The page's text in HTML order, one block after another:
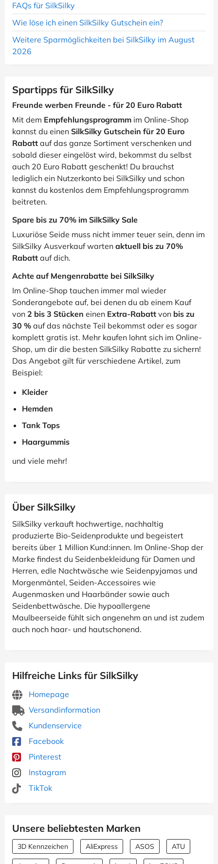
FAQs für SilkSilky
Wie löse ich einen SilkSilky Gutschein ein?
Weitere Sparmöglichkeiten bei SilkSilky im August
2026
Spartipps für SilkSilky
Freunde werben Freunde - für 20 Euro Rabatt
Mit dem Empfehlungsprogramm im Online-Shop
kannst du einen SilkSilky Gutschein für 20 Euro
Rabatt auf das ganze Sortiment verschenken und
sobald dieser eingelöst wird, bekommst du selbst
auch 20 Euro Rabatt geschenkt! Du brauchst
lediglich ein Nutzerkonto bei SilkSilky und schon
kannst du kostenlos dem Empfehlungsprogramm
beitreten.
Spare bis zu 70% im SilkSilky Sale
Luxuriöse Seide muss nicht immer teuer sein, denn im
SilkSilky Ausverkauf warten aktuell bis zu 70%
Rabatt auf dich.
Achte auf Mengenrabatte bei SilkSilky
Im Online-Shop tauchen immer mal wieder
Sonderangebote auf, bei denen du ab einem Kauf
von 2 bis 3 Stücken einen Extra-Rabatt von bis zu
30 % auf das nächste Teil bekommst oder es sogar
komplett gratis ist. Mehr kaufen lohnt sich im Online-
Shop, um dir die besten SilkSilky Rabatte zu sichern!
Das Angebot gilt für verschiedene Artikel, zum
Beispiel:
Kleider
Hemden
Tank Tops
Haargummis
und viele mehr!
Über SilkSilky
SilkSilky verkauft hochwertige, nachhaltig
produzierte Bio-Seidenprodukte und begeistert
bereits über 1 Million Kund:innen. Im Online-Shop der
Marke findest du Seidenbekleidung für Damen und
Herren, edle Nachtwäsche wie Seidenpyjamas und
Morgenmäntel, Seiden-Accessoires wie
Augenmasken und Haarbänder sowie auch
Seidenbettwäsche. Die hypoallergene
Maulbeerseide fühlt sich angenehm an und ist zudem
auch noch haar- und hautschonend.
Hilfreiche Links für SilkSilky
Homepage
Versandinformation
Kundenservice
Facebook
Pinterest
Instagram
TikTok
Unsere beliebtesten Marken
3D Kennzeichen AliExpress ASOS ATU